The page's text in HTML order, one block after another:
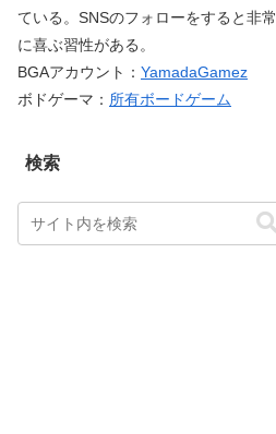
ている。SNSのフォローをすると非常
に喜ぶ習性がある。
BGAアカウント： YamadaGamez
ボドゲーマ： 所有ボードゲーム
検索